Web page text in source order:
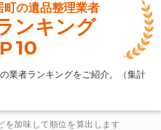
町の遺品整理業者
ンキング
10
業者ランキングをご紹介。（集計
加味して順位を算出します